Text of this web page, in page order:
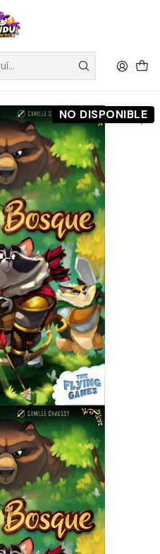
GRATIS a Regiones sobre
Maldito Games
Bosque - Español
NO DISPONIBLE